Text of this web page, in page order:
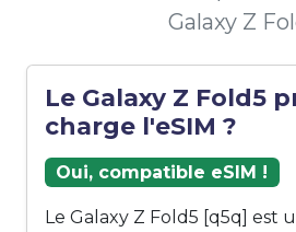
Galaxy Z
Le Galaxy Z Fold5
charge l'eSIM ?
Oui, compatible eSIM !
Le Galaxy Z Fold5 [q5q] est